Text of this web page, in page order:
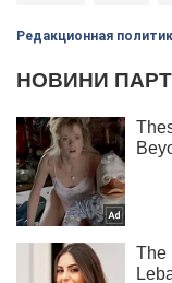
Редакционная